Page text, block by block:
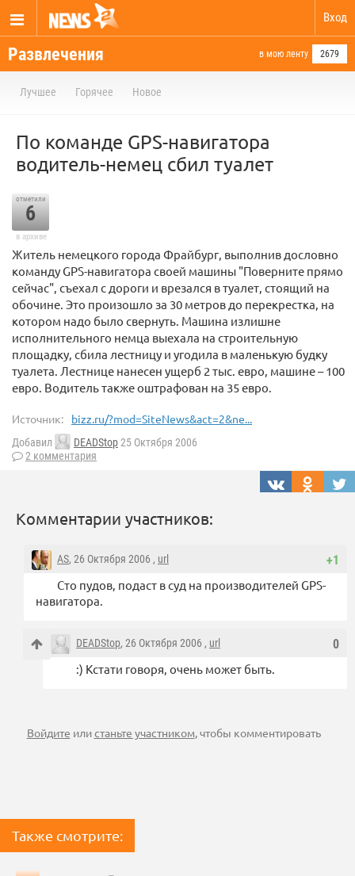
Вход
Развлечения в мою ленту 2679
Лучшее Горячее Новое
По команде GPS-навигатора
водитель-немец сбил туалет
отметили
6
в архиве
Житель немецкого города Фрайбург, выполнив дословно
команду GPS-навигатора своей машины "Поверните прямо
сейчас", съехал с дороги и врезался в туалет, стоящий на
обочине. Это произошло за 30 метров до перекрестка, на
котором надо было свернуть. Машина излишне
исполнительного немца выехала на строительную
площадку, сбила лестницу и угодила в маленькую будку
туалета. Лестнице нанесен ущерб 2 тыс. евро, машине – 100
евро. Водитель также оштрафован на 35 евро.
Источник: bizz.ru/?mod=SiteNews&act=2&ne...
Добавил DEADStop25 Октября 2006
2 комментария
Комментарии участников:
+1
AS, 26 Октября 2006 , url
Сто пудов, подаст в суд на производителей GPS-
навигатора.
0
DEADStop, 26 Октября 2006 , url
:) Кстати говоря, очень может быть.
Войдите илистаньте участником, чтобы комментировать
Также смотрите: